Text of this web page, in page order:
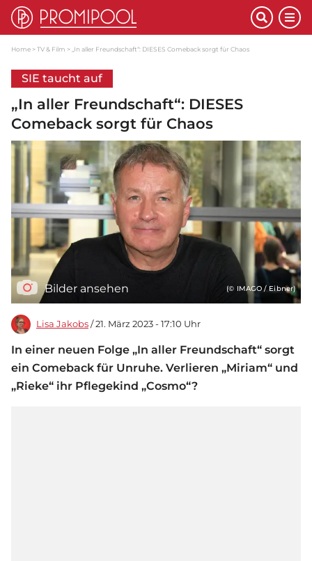
Home TV & Film „In aller Freundschaft“: DIESES Comeback sorgt für Chaos
SIE taucht auf
„In aller Freundschaft“: DIESES
Comeback sorgt für Chaos
Bilder ansehen (© IMAGO / Eibner)
Lisa Jakobs / 21. März 2023 - 17:10 Uhr
In einer neuen Folge „In aller Freundschaft“ sorgt
ein Comeback für Unruhe. Verlieren „Miriam“ und
„Rieke“ ihr Pflegekind „Cosmo“?